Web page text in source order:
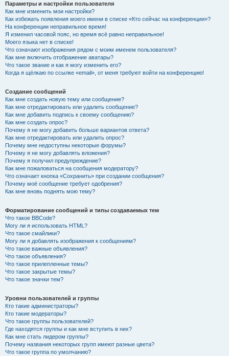
Параметры и настройки пользователя
Как мне изменить мои настройки?
Как избежать появления моего имени в списке «Кто сейчас на конференции»?
На конференции неправильное время!
Я изменил часовой пояс, но время всё равно неправильное!
Моего языка нет в списке!
Что означают изображения рядом с моим именем пользователя?
Как мне включить отображение аватары?
Что такое звание и как я могу изменить его?
Когда я щёлкаю по ссылке «email», от меня требуют войти на конференцию!
Создание сообщений
Как мне создать новую тему или сообщение?
Как мне отредактировать или удалить сообщение?
Как мне добавить подпись к своему сообщению?
Как мне создать опрос?
Почему я не могу добавить больше вариантов ответа?
Как мне отредактировать или удалить опрос?
Почему мне недоступны некоторые форумы?
Почему я не могу добавлять вложения?
Почему я получил предупреждение?
Как мне пожаловаться на сообщения модератору?
Что означает кнопка «Сохранить» при создании сообщения?
Почему моё сообщение требует одобрения?
Как мне вновь поднять мою тему?
Форматирование сообщений и типы создаваемых тем
Что такое BBCode?
Могу ли я использовать HTML?
Что такое смайлики?
Могу ли я добавлять изображения к сообщениям?
Что такое важные объявления?
Что такое объявления?
Что такое прилепленные темы?
Что такое закрытые темы?
Что такое значки тем?
Уровни пользователей и группы
Кто такие администраторы?
Кто такие модераторы?
Что такое группы пользователей?
Где находятся группы и как мне вступить в них?
Как мне стать лидером группы?
Почему названия некоторых групп имеют разные цвета?
Что такое группа по умолчанию?